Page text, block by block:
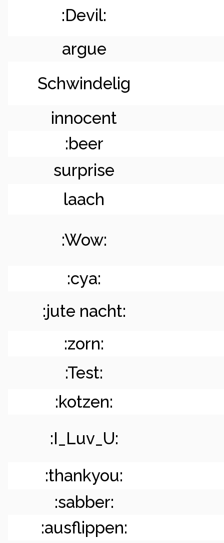
:Devil:
argue
Schwindelig
innocent
:beer
surprise
laach
:Wow:
:cya:
:jute nacht:
:zorn:
:Test:
:kotzen:
:I_Luv_U:
:thankyou:
:sabber:
:ausflippen: